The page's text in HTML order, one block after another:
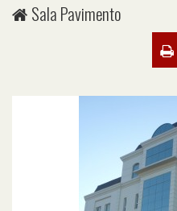
Sala Pavimento